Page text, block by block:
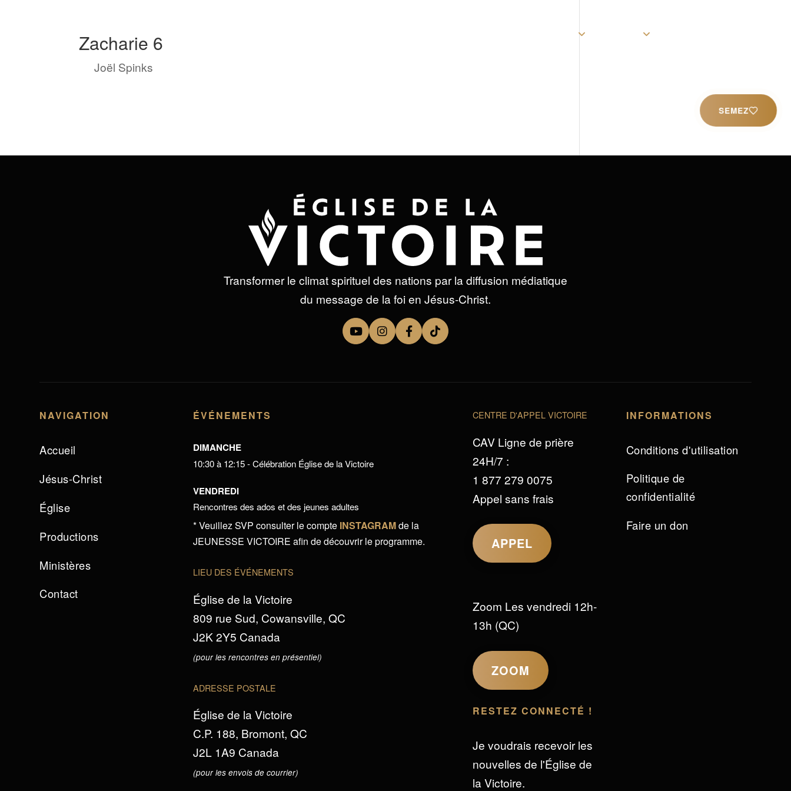
SEMEZ
Zacharie 6
byJoël Spinks
Transformer le climat spirituel des nations par la diffusion médiatique
du message de la foi en Jésus-Christ.
NAVIGATION
Accueil
Jésus-Christ
Église
Productions
Ministères
Contact
ÉVÉNEMENTS
DIMANCHE
10:30 à 12:15 - Célébration Église de la Victoire
VENDREDI
Rencontres des ados et des jeunes adultes
* Veuillez SVP consulter le compte INSTAGRAMde la
JEUNESSE VICTOIRE afin de découvrir le programme.
LIEU DES ÉVÉNEMENTS
Église de la Victoire
809 rue Sud, Cowansville, QC
J2K 2Y5 Canada
(pour les rencontres en présentiel)
ADRESSE POSTALE
Église de la Victoire
C.P. 188, Bromont, QC
J2L 1A9 Canada
(pour les envois de courrier)
CENTRE D'APPEL VICTOIRE
CAV Ligne de prière
24H/7 :
1 877 279 0075
Appel sans frais
APPEL
Zoom Les vendredi 12h-
13h (QC)
ZOOM
RESTEZ CONNECTÉ !
Je voudrais recevoir les
nouvelles de l'Église de
la Victoire.
INFORMATIONS
Conditions d'utilisation
Politique de
confidentialité
Faire un don